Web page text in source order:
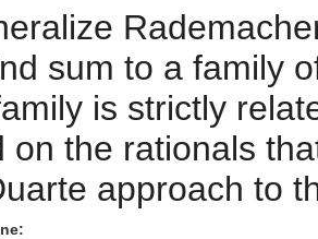
sum to a family
is strictly
on the rationals
approach to